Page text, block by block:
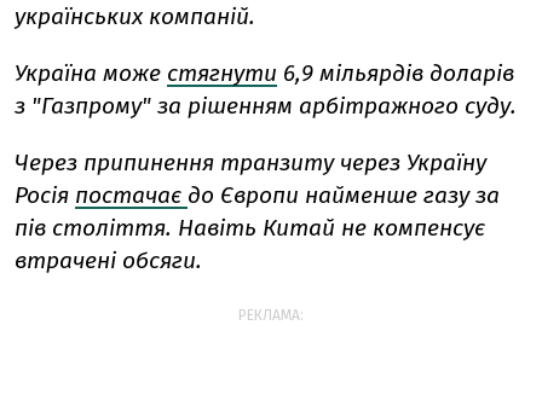
українських компаній.
Україна може стягнути 6,9 мільярдів доларів
з "Газпрому" за рішенням арбітражного суду.
Через припинення транзиту через Україну
Росія постачає до Європи найменше газу за
пів століття. Навіть Китай не компенсує
втрачені обсяги.
РЕКЛАМА: